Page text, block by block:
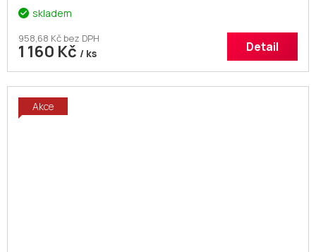
skladem
958,68 Kč bez DPH
1 160 Kč / ks Detail
Akce